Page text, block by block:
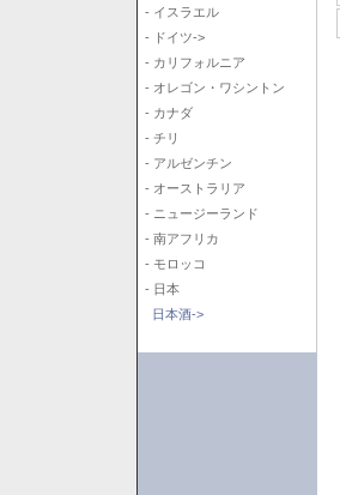
- イスラエル
- ドイツ->
- カリフォルニア
- オレゴン・ワシントン
- カナダ
- チリ
- アルゼンチン
- オーストラリア
- ニュージーランド
- 南アフリカ
- モロッコ
- 日本
日本酒->